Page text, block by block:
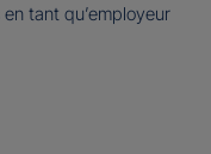
tant qu’employeur